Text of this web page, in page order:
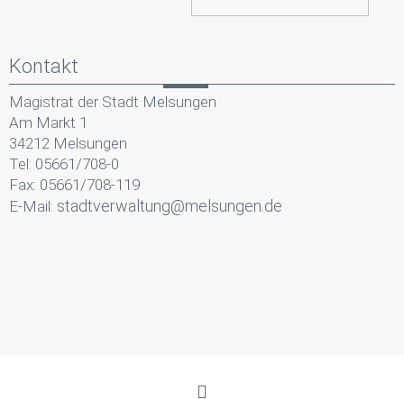
Kontakt
Magistrat der Stadt Melsungen
Am Markt 1
34212 Melsungen
Tel: 05661/708-0
Fax: 05661/708-119
E-Mail: stadtverwaltung@melsungen.de